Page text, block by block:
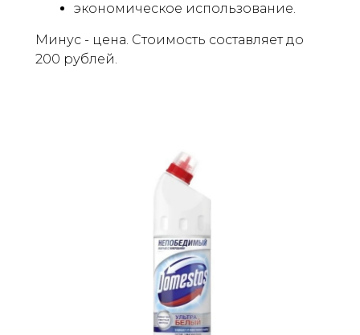
экономическое использование.
Минус - цена. Стоимость составляет до
200 рублей.